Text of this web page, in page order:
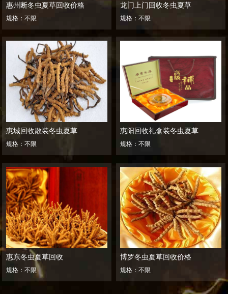
惠州断冬虫夏草回收价格
规格：不限
龙门上门回收冬虫夏草
规格：不限
惠城回收散装冬虫夏草
规格：不限
惠阳回收礼盒装冬虫夏草
规格：不限
惠东冬虫夏草回收
规格：不限
博罗冬虫夏草回收价格
规格：不限